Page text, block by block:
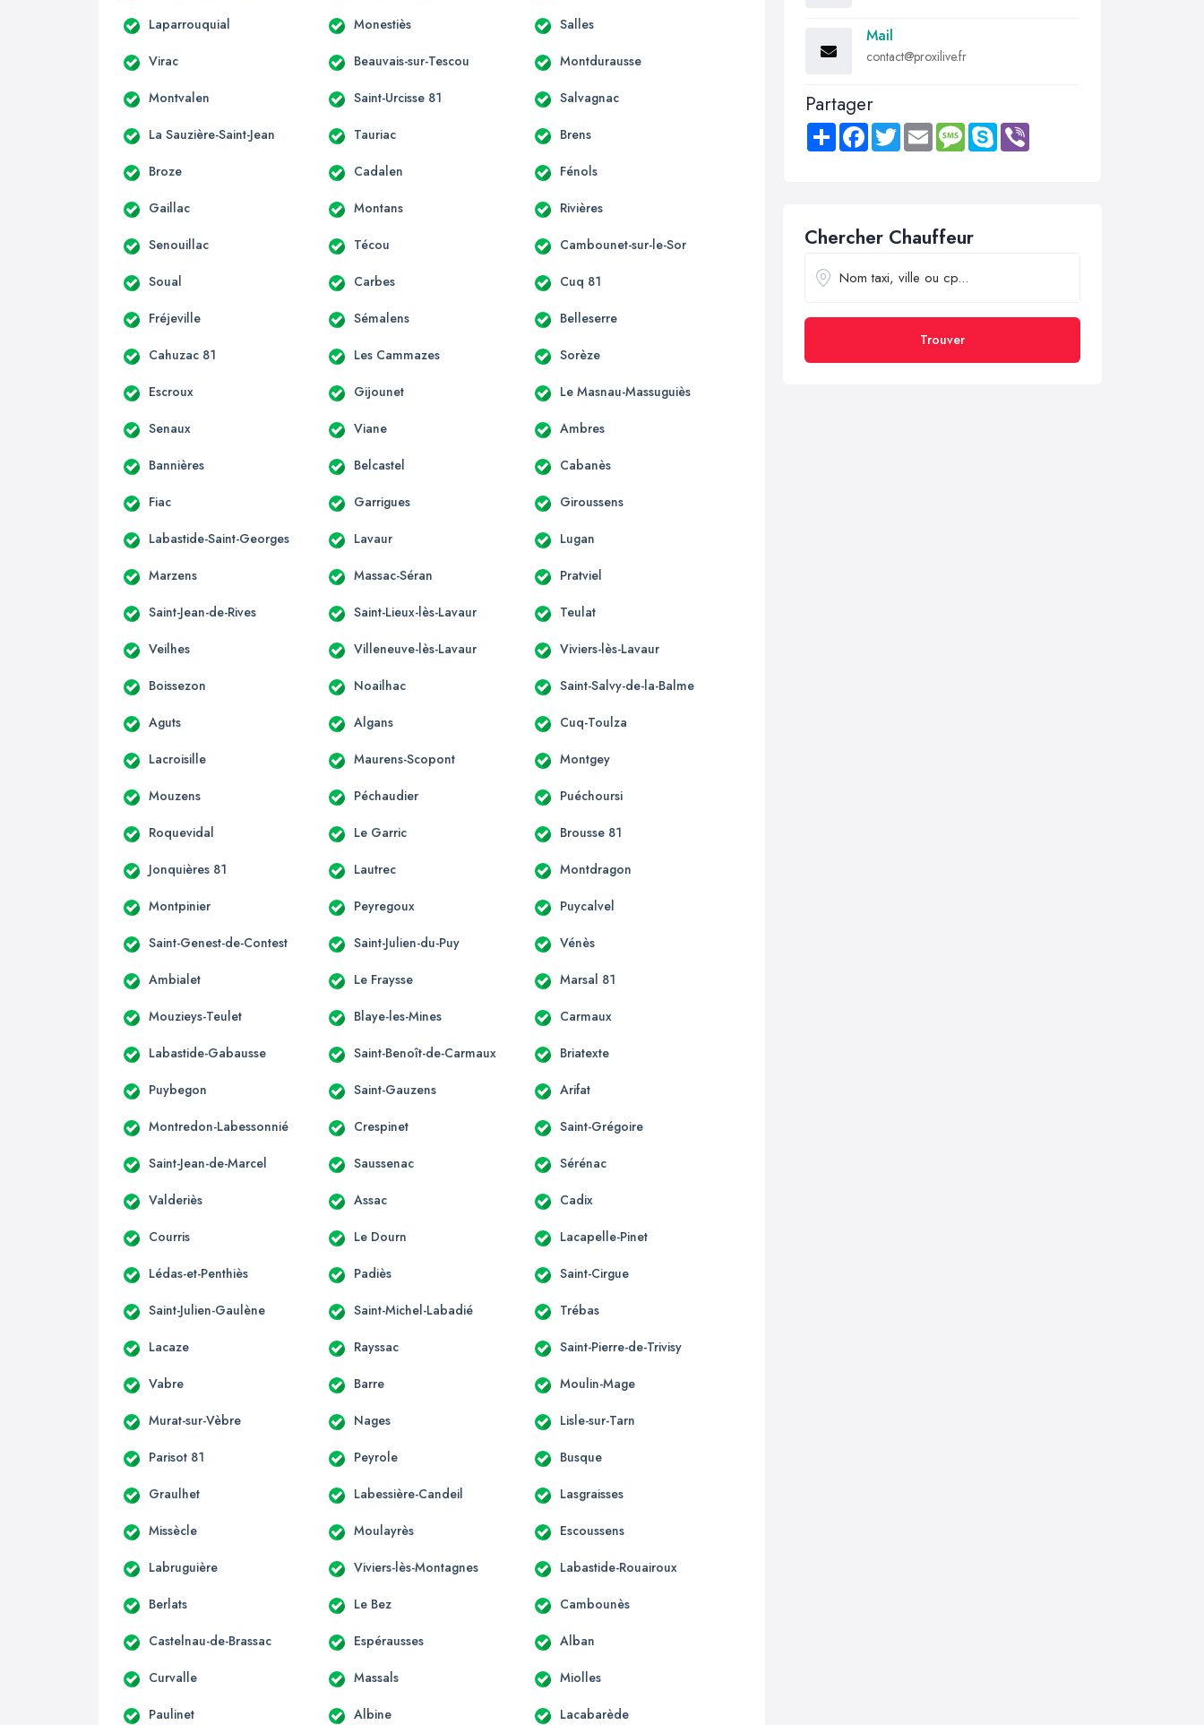
Laparrouquial Monestiès Salles
Virac Beauvais-sur-Tescou Montdurausse
Montvalen Saint-Urcisse 81 Salvagnac
La Sauzière-Saint-Jean Tauriac Brens
Broze Cadalen Fénols
Gaillac Montans Rivières
Senouillac Técou Cambounet-sur-le-Sor
Soual Carbes Cuq 81
Fréjeville Sémalens Belleserre
Cahuzac 81 Les Cammazes Sorèze
Escroux Gijounet Le Masnau-Massuguiès
Senaux Viane Ambres
Bannières Belcastel Cabanès
Fiac Garrigues Giroussens
Labastide-Saint-Georges Lavaur Lugan
Marzens Massac-Séran Pratviel
Saint-Jean-de-Rives Saint-Lieux-lès-Lavaur Teulat
Veilhes Villeneuve-lès-Lavaur Viviers-lès-Lavaur
Boissezon Noailhac Saint-Salvy-de-la-Balme
Aguts Algans Cuq-Toulza
Lacroisille Maurens-Scopont Montgey
Mouzens Péchaudier Puéchoursi
Roquevidal Le Garric Brousse 81
Jonquières 81 Lautrec Montdragon
Montpinier Peyregoux Puycalvel
Saint-Genest-de-Contest Saint-Julien-du-Puy Vénès
Ambialet Le Fraysse Marsal 81
Mouzieys-Teulet Blaye-les-Mines Carmaux
Labastide-Gabausse Saint-Benoît-de-Carmaux Briatexte
Puybegon Saint-Gauzens Arifat
Montredon-Labessonnié Crespinet Saint-Grégoire
Saint-Jean-de-Marcel Saussenac Sérénac
Valderiès Assac Cadix
Courris Le Dourn Lacapelle-Pinet
Lédas-et-Penthiès Padiès Saint-Cirgue
Saint-Julien-Gaulène Saint-Michel-Labadié Trébas
Lacaze Rayssac Saint-Pierre-de-Trivisy
Vabre Barre Moulin-Mage
Murat-sur-Vèbre Nages Lisle-sur-Tarn
Parisot 81 Peyrole Busque
Graulhet Labessière-Candeil Lasgraisses
Missècle Moulayrès Escoussens
Labruguière Viviers-lès-Montagnes Labastide-Rouairoux
Berlats Le Bez Cambounès
Castelnau-de-Brassac Espérausses Alban
Curvalle Massals Miolles
Paulinet Albine Lacabarède
Mail
contact@proxilive.fr
Partager
Share FacebookTwitter Email MessageSkype
Chercher Chauffeur
Trouver